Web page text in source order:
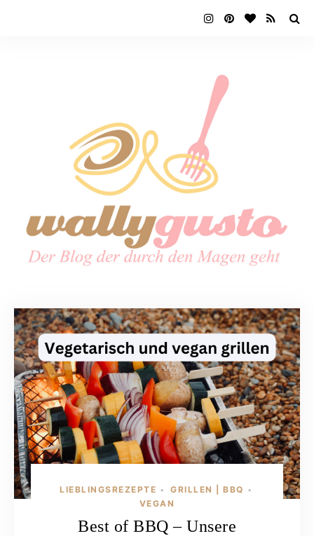
LIEBLINGSREZEPTE • GRILLEN | BBQ •
VEGAN
Best of BBQ – Unsere